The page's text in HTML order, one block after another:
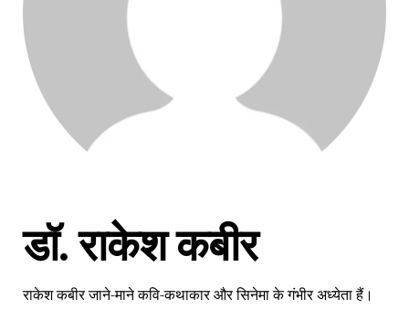
डॉ. राकेश कबीर
राकेश कबीर जाने-माने कवि-कथाकार और सिनेमा के गंभीर अध्येता हैं।